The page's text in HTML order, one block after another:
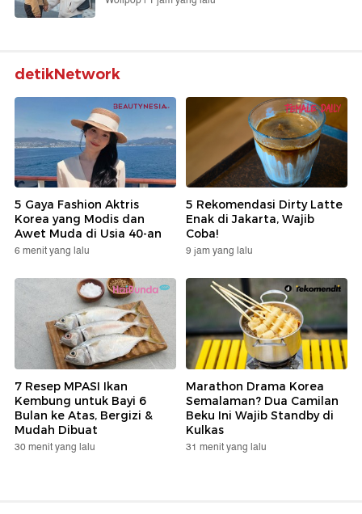
detikNetwork
5 Gaya Fashion Aktris
Korea yang Modis dan
Awet Muda di Usia 40-an
6 menit yang lalu
5 Rekomendasi Dirty Latte
Enak di Jakarta, Wajib
Coba!
9 jam yang lalu
7 Resep MPASI Ikan
Kembung untuk Bayi 6
Bulan ke Atas, Bergizi &
Mudah Dibuat
30 menit yang lalu
Marathon Drama Korea
Semalaman? Dua Camilan
Beku Ini Wajib Standby di
Kulkas
31 menit yang lalu